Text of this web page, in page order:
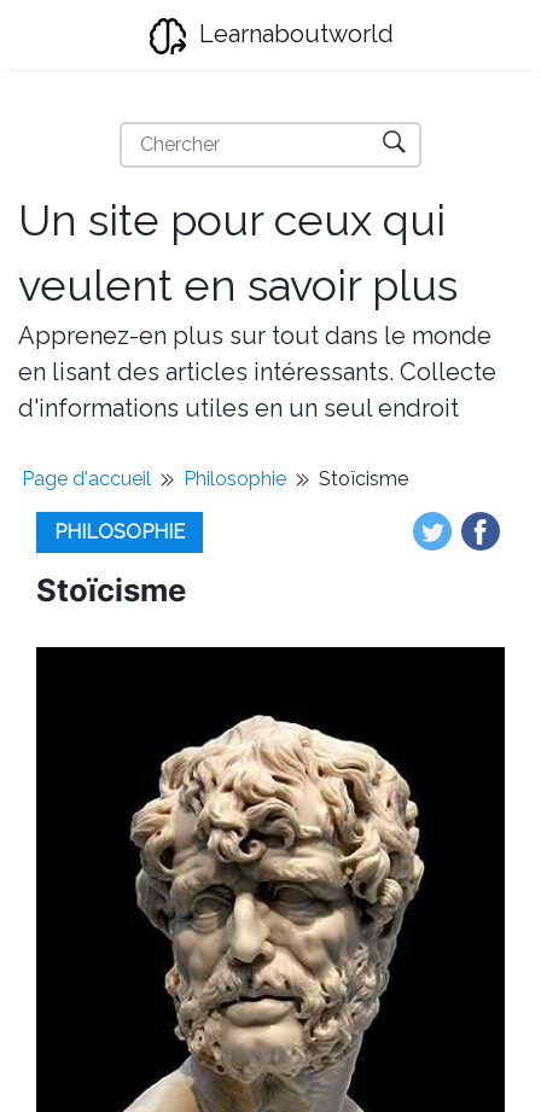
Learnaboutworld
Un site pour ceux qui
veulent en savoir plus
Apprenez-en plus sur tout dans le monde
en lisant des articles intéressants. Collecte
d'informations utiles en un seul endroit
Page d'accueil Philosophie Stoïcisme
PHILOSOPHIE
Stoïcisme